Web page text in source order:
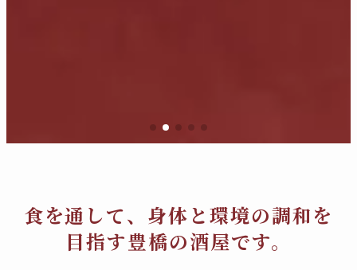
食を通して、身体と環境の調和を
目指す豊橋の酒屋です。